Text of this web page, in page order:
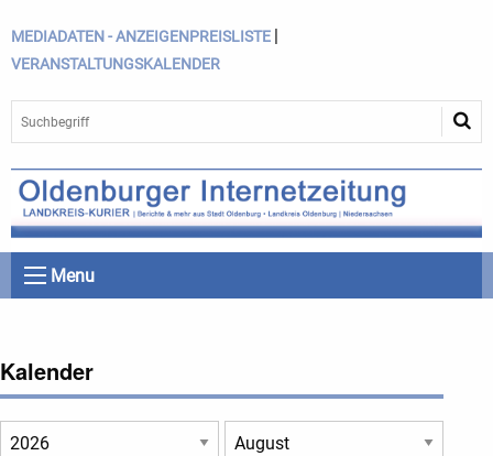
MEDIADATEN - ANZEIGENPREISLISTE |
VERANSTALTUNGSKALENDER
Menu
Kalender